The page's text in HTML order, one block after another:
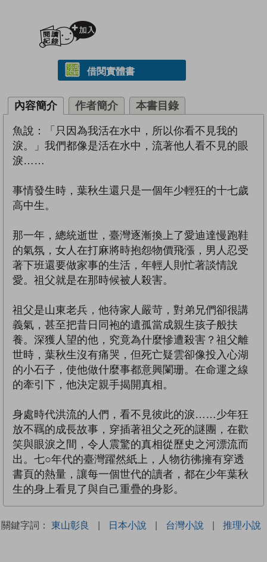
借閱實體書
內容簡介 作者簡介 本書目錄
魚說：「只因為我活在水中，所以你看不見我的
淚。」我們都像是活在水中，流著他人看不見的眼
淚……
事情發生時，葉秋生還只是一個年少輕狂的十七歲
高中生。
那一年，總統逝世，臺灣逐漸換上了愛迪達慢跑鞋
的氣氛，女人在打麻將時抱怨物價飛漲，男人忍受
著下班還要做家事的生活，年輕人則忙著談情說
愛。祖父就是在那時候被人殺害。
祖父是山東老兵，他待家人嚴苛，對弟兄們卻很講
義氣，甚至把昔日同袍的遺孤當成親生孩子般扶
養。深獲人望的他，究竟為什麼慘遭殺害？祖父離
世時，葉秋生沒有痛哭，但死亡疑雲卻像投入心湖
的小石子，使他做什麼事都意興闌珊。在命運之線
的牽引下，他決定親手揭開真相。
身處時代洪流的人們，看不見彼此的淚……少年狂
放不羈的成長故事，穿插著祖父之死的謎團，在歡
笑與眼淚之間，令人震驚的真相從歷史之河漂流而
出。七○年代的臺灣躍然紙上，人物彷彿擁有穿透
書頁的熱量，讓每一個世代的讀者，都在少年葉秋
生的身上看見了與自己重疊的身影。
關鍵字詞： 東山彰良 | 日本小說 | 台灣小說 | 推理小說